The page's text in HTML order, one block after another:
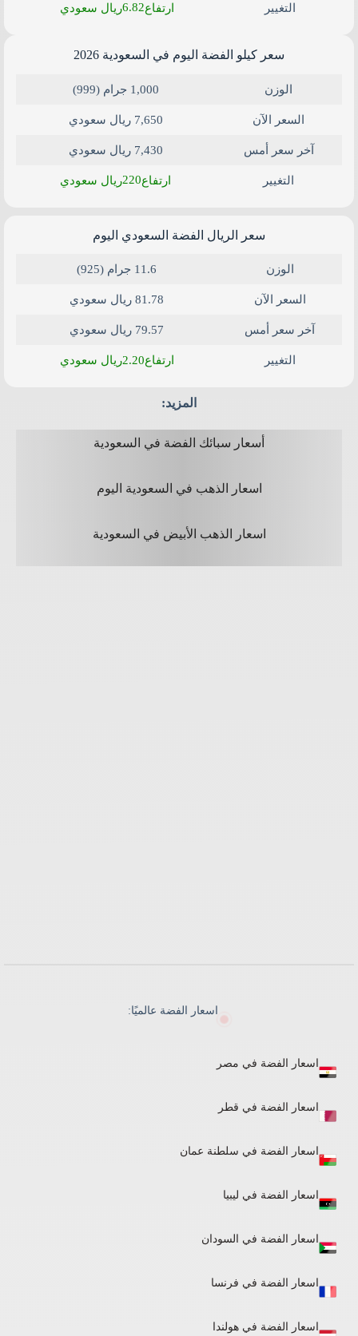
التغيير ارتفاع6.82ريال سعودي
سعر كيلو الفضة اليوم في السعودية​ 2026
الوزن 1,000 جرام (999)
السعر الآن 7,650 ريال سعودي
آخر سعر أمس 7,430 ريال سعودي
التغيير ارتفاع220ريال سعودي
سعر الريال الفضة السعودي اليوم
الوزن 11.6 جرام (925)
السعر الآن 81.78 ريال سعودي
آخر سعر أمس 79.57 ريال سعودي
التغيير ارتفاع2.20ريال سعودي
المزيد:
أسعار سبائك الفضة في السعودية
اسعار الذهب في السعودية​ اليوم
اسعار الذهب الأبيض في السعودية
اسعار الفضة عالميًا:
اسعار الفضة في مصر
اسعار الفضة في قطر
اسعار الفضة في سلطنة عمان
اسعار الفضة في ليبيا
اسعار الفضة في السودان​
اسعار الفضة في فرنسا
اسعار الفضة في هولندا